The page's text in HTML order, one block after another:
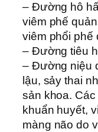
– Ðường hô
viêm phế
viêm phổi phế
– Ðường tiêu
– Ðường niệu
lậu, sảy thai
sản khoa.
khuẩn huyết,
màng não do